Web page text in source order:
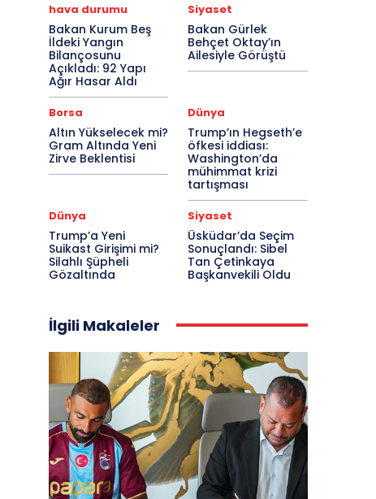
hava durumu
Bakan Kurum Beş
İldeki Yangın
Bilançosunu
Açıkladı: 92 Yapı
Ağır Hasar Aldı
Siyaset
Bakan Gürlek
Behçet Oktay’ın
Ailesiyle Görüştü
Borsa
Altın Yükselecek mi?
Gram Altında Yeni
Zirve Beklentisi
Dünya
Trump’ın Hegseth’e
öfkesi iddiası:
Washington’da
mühimmat krizi
tartışması
Dünya
Trump’a Yeni
Suikast Girişimi mi?
Silahlı Şüpheli
Gözaltında
Siyaset
Üsküdar’da Seçim
Sonuçlandı: Sibel
Tan Çetinkaya
Başkanvekili Oldu
İlgili Makaleler